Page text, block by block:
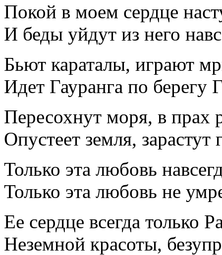
Покой в моем сердце
И беды уйдут из него
Бьют караталы, играют
Идет Гауранга по берегу
Пересохнут моря, в прах
Опустеет земля, зарастут
Только эта любовь
Только эта любовь не
Ее сердце всегда только
Неземной красоты,